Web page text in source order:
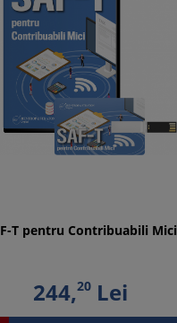
T pentru Contribuabili Mici
244,20Lei